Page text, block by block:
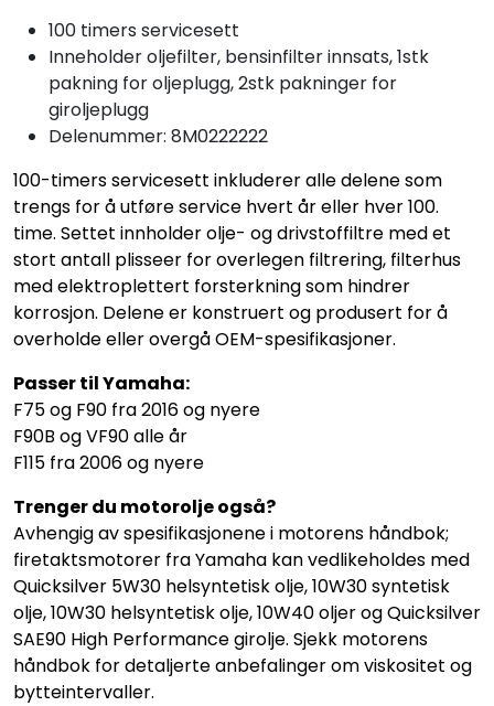
100 timers servicesett
Inneholder oljefilter, bensinfilter innsats, 1stk
pakning for oljeplugg, 2stk pakninger for
giroljeplugg
Delenummer: 8M0222222
100-timers servicesett inkluderer alle delene som
trengs for å utføre service hvert år eller hver 100.
time. Settet innholder olje- og drivstoffiltre med et
stort antall plisseer for overlegen filtrering, filterhus
med elektroplettert forsterkning som hindrer
korrosjon. Delene er konstruert og produsert for å
overholde eller overgå OEM-spesifikasjoner.
Passer til Yamaha:
F75 og F90 fra 2016 og nyere
F90B og VF90 alle år
F115 fra 2006 og nyere
Trenger du motorolje også?
Avhengig av spesifikasjonene i motorens håndbok;
firetaktsmotorer fra Yamaha kan vedlikeholdes med
Quicksilver 5W30 helsyntetisk olje, 10W30 syntetisk
olje, 10W30 helsyntetisk olje, 10W40 oljer og Quicksilver
SAE90 High Performance girolje. Sjekk motorens
håndbok for detaljerte anbefalinger om viskositet og
bytteintervaller.